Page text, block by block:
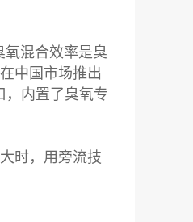
混合效率是臭
中国市场推出
，内置了臭氧专
时，用旁流技